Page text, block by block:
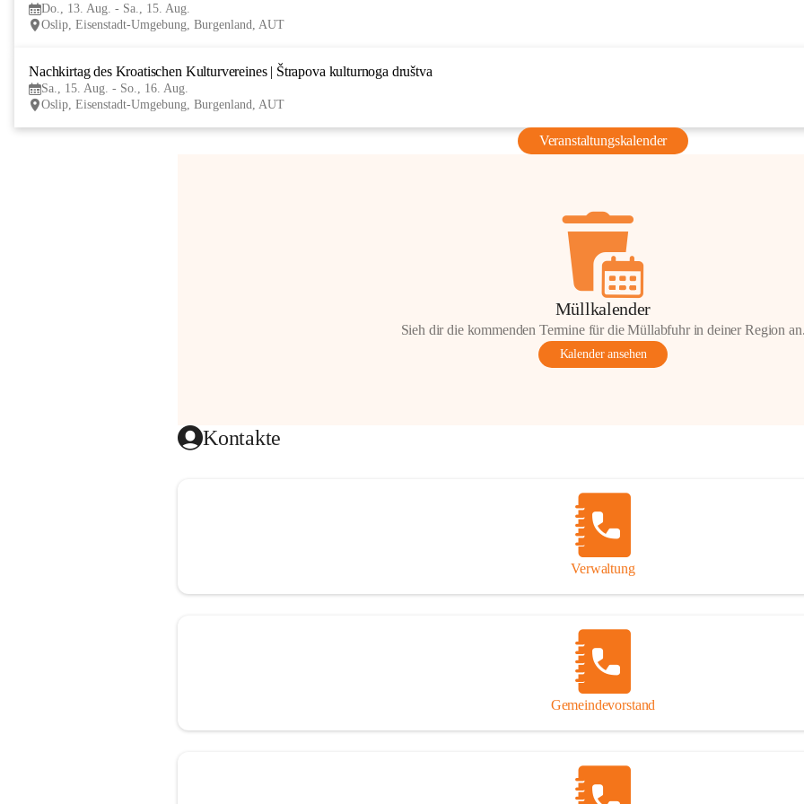
Do., 13. Aug. - Sa., 15. Aug.
Oslip, Eisenstadt-Umgebung, Burgenland, AUT
Nachkirtag des Kroatischen Kulturvereines | Štrapova kulturnoga društva
Sa., 15. Aug. - So., 16. Aug.
Oslip, Eisenstadt-Umgebung, Burgenland, AUT
Veranstaltungskalender
Müllkalender
Sieh dir die kommenden Termine für die Müllabfuhr in deiner Region an.
Kalender ansehen
Kontakte
Verwaltung
Gemeindevorstand